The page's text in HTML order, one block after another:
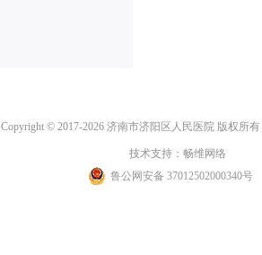
Copyright © 2017-2026 济南市济阳区人民医院 版权所有
技术支持： 畅维网络
鲁公网安备 37012502000340号